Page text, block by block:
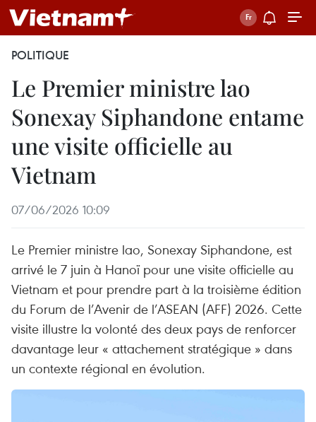
POLITIQUE
Le Premier ministre lao
Sonexay Siphandone entame
une visite officielle au
Vietnam
07/06/2026 10:09
Le Premier ministre lao, Sonexay Siphandone, est
arrivé le 7 juin à Hanoï pour une visite officielle au
Vietnam et pour prendre part à la troisième édition
du Forum de l’Avenir de l’ASEAN (AFF) 2026. Cette
visite illustre la volonté des deux pays de renforcer
davantage leur « attachement stratégique » dans
un contexte régional en évolution.